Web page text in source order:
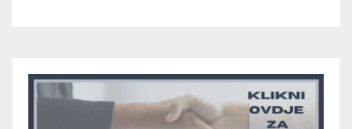
skupini “A”, seniori Teskere
Grma “vratio u igru”